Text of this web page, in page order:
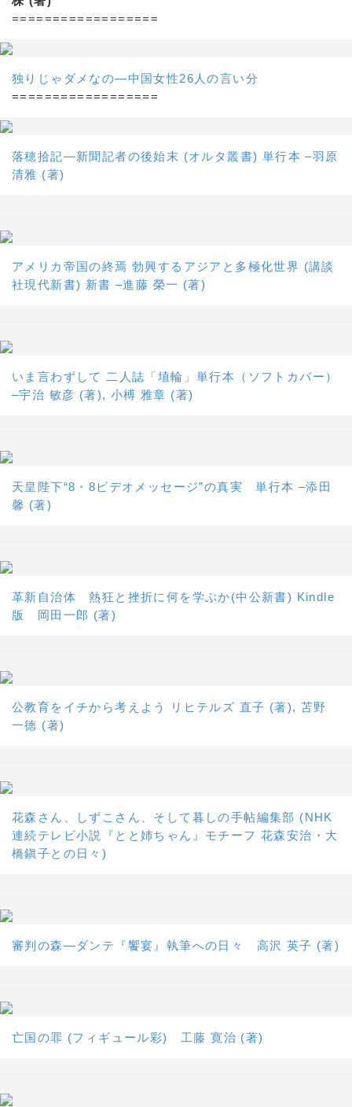
==================
独りじゃダメなの―中国女性26人の言い分
==================
落穂拾記―新聞記者の後始末 (オルタ叢書) 単行本 –羽原
清雅 (著)
アメリカ帝国の終焉 勃興するアジアと多極化世界 (講談
社現代新書) 新書 –進藤 榮一 (著)
いま言わずして 二人誌「埴輪」単行本（ソフトカバー）
–宇治 敏彦 (著), 小榑 雅章 (著)
天皇陛下“8・8ビデオメッセージ”の真実 単行本 –添田
馨 (著)
革新自治体 熱狂と挫折に何を学ぶか(中公新書) Kindle
版 岡田一郎 (著)
公教育をイチから考えよう リヒテルズ 直子 (著), 苫野
一徳 (著)
花森さん、しずこさん、そして暮しの手帖編集部 (NHK
連続テレビ小説『とと姉ちゃん』モチーフ 花森安治・大
橋鎭子との日々)
審判の森―ダンテ『饗宴』執筆への日々 高沢 英子 (著)
亡国の罪 (フィギュール彩) 工藤 寛治 (著)